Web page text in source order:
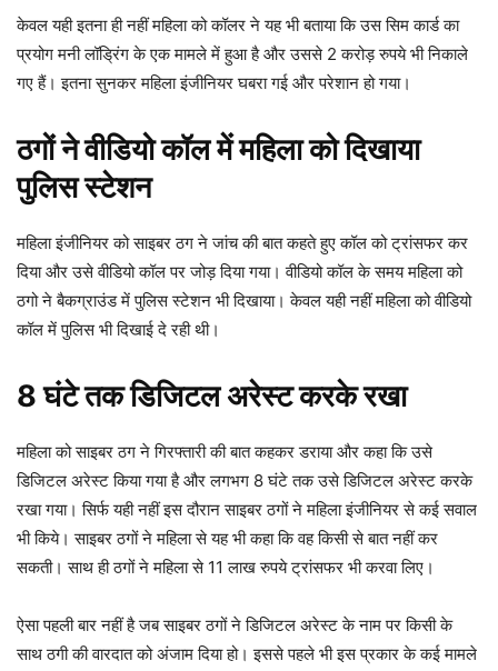
केवल यही इतना ही नहीं महिला को कॉलर ने यह भी बताया कि उस सिम कार्ड का
प्रयोग मनी लॉड्रिंग के एक मामले में हुआ है और उससे 2 करोड़ रुपये भी निकाले
गए हैं। इतना सुनकर महिला इंजीनियर घबरा गई और परेशान हो गया।
ठगों ने वीडियो कॉल में मह‍िला को द‍िखाया
पुलिस स्टेशन
महिला इंजीनियर को साइबर ठग ने जांच की बात कहते हुए कॉल को ट्रांसफर कर
दिया और उसे वीडियो कॉल पर जोड़ दिया गया। वीडियो कॉल के समय महिला को
ठगो ने बैकग्राउंड में पुलिस स्टेशन भी दिखाया। केवल यही नहीं महिला को वीडियो
कॉल में पुलिस भी दिखाई दे रही थी।
8 घंटे तक डिजिटल अरेस्ट करके रखा
महिला को साइबर ठग ने गिरफ्तारी की बात कहकर डराया और कहा कि उसे
डिजिटल अरेस्ट किया गया है और लगभग 8 घंटे तक उसे डिजिटल अरेस्ट करके
रखा गया। सिर्फ यही नहीं इस दौरान साइबर ठगों ने महिला इंजीनियर से कई सवाल
भी किये। साइबर ठगों ने महिला से यह भी कहा कि वह किसी से बात नहीं कर
सकती। साथ ही ठगों ने महिला से 11 लाख रुपये ट्रांसफर भी करवा लिए।
ऐसा पहली बार नहीं है जब साइबर ठगों ने डिजिटल अरेस्ट के नाम पर किसी के
साथ ठगी की वारदात को अंजाम दिया हो। इससे पहले भी इस प्रकार के कई मामले